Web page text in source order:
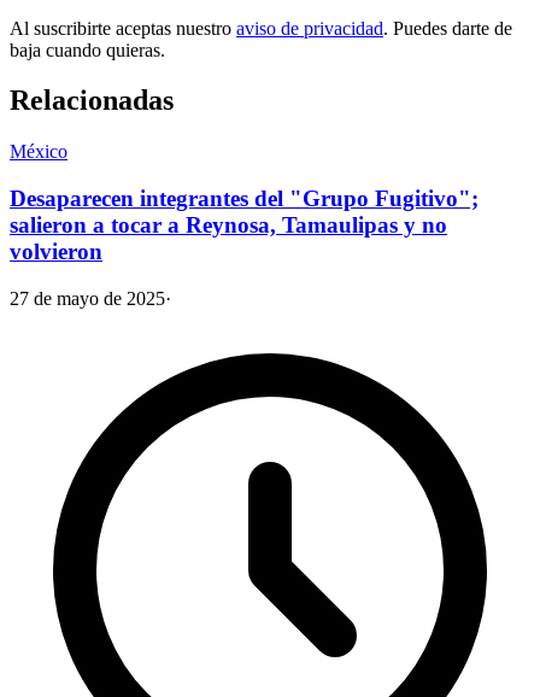
Al suscribirte aceptas nuestro aviso de privacidad. Puedes darte de
baja cuando quieras.
Relacionadas
México
Desaparecen integrantes del "Grupo Fugitivo";
salieron a tocar a Reynosa, Tamaulipas y no
volvieron
27 de mayo de 2025·